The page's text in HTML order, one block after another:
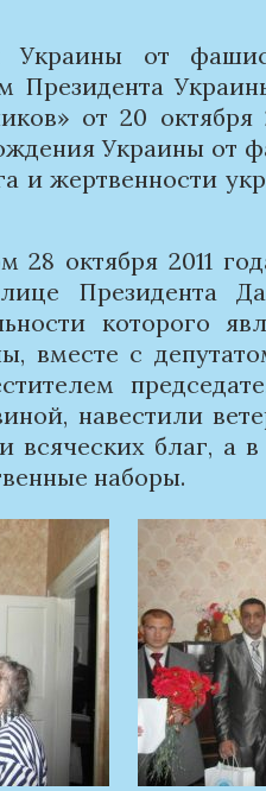
Украины от
Президента
от 20
Украины от
и жертвенности
28 октября 2011
Президента
которого
вместе с
навестили
всяческих благ, а
наборы.